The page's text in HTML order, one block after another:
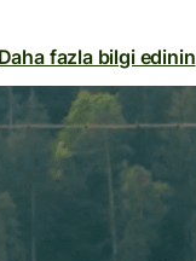
Daha fazla bilgi edinin